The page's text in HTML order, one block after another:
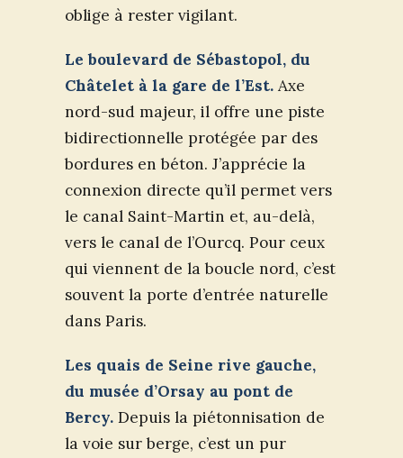
oblige à rester vigilant.
Le boulevard de Sébastopol, du
Châtelet à la gare de l’Est. Axe
nord-sud majeur, il offre une piste
bidirectionnelle protégée par des
bordures en béton. J’apprécie la
connexion directe qu’il permet vers
le canal Saint-Martin et, au-delà,
vers le canal de l’Ourcq. Pour ceux
qui viennent de la boucle nord, c’est
souvent la porte d’entrée naturelle
dans Paris.
Les quais de Seine rive gauche,
du musée d’Orsay au pont de
Bercy. Depuis la piétonnisation de
la voie sur berge, c’est un pur